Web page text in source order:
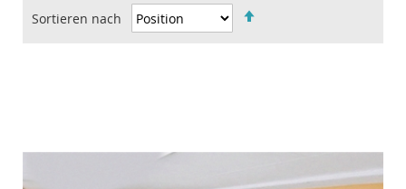
Sortieren nach